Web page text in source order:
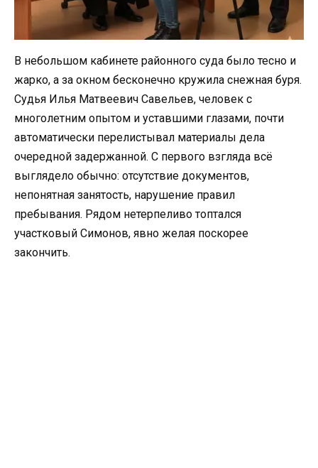
В небольшом кабинете районного суда было тесно и
жарко, а за окном бесконечно кружила снежная буря.
Судья Илья Матвеевич Савельев, человек с
многолетним опытом и уставшими глазами, почти
автоматически перелистывал материалы дела
очередной задержанной. С первого взгляда всё
выглядело обычно: отсутствие документов,
непонятная занятость, нарушение правил
пребывания. Рядом нетерпеливо топтался
участковый Симонов, явно желая поскорее
закончить.